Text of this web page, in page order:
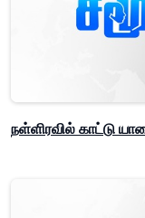
நள்ளிரவில் காட்டு